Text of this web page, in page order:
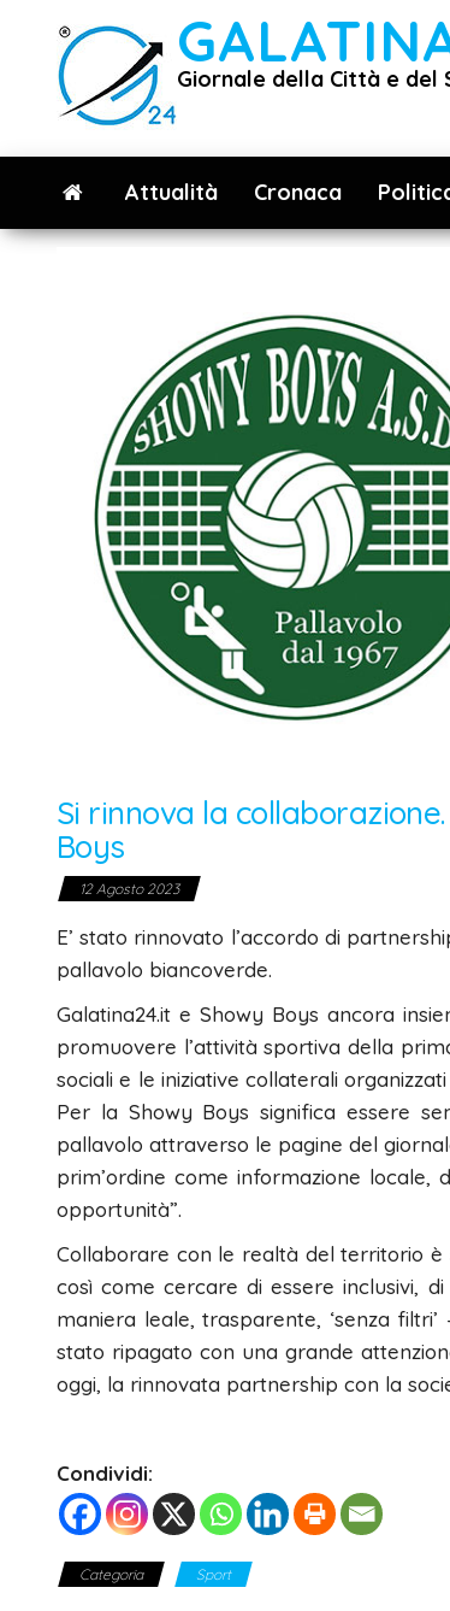
contenuto
Giornale della Città e del
Attualità Cronaca
Si rinnova la
Boys
12 Agosto 2023
E’ stato rinnovato l’accordo di
pallavolo biancoverde.
Galatina24.it e Showy Boys ancora
promuovere l’attività sportiva della
sociali e le iniziative collaterali
Per la Showy Boys significa essere
pallavolo attraverso le pagine del
prim’ordine come informazione
opportunità”.
Collaborare con le realtà del territorio
così come cercare di essere inclusivi,
maniera leale, trasparente, ‘senza
stato ripagato con una grande
oggi, la rinnovata partnership con la
Condividi:
Categoria Sport